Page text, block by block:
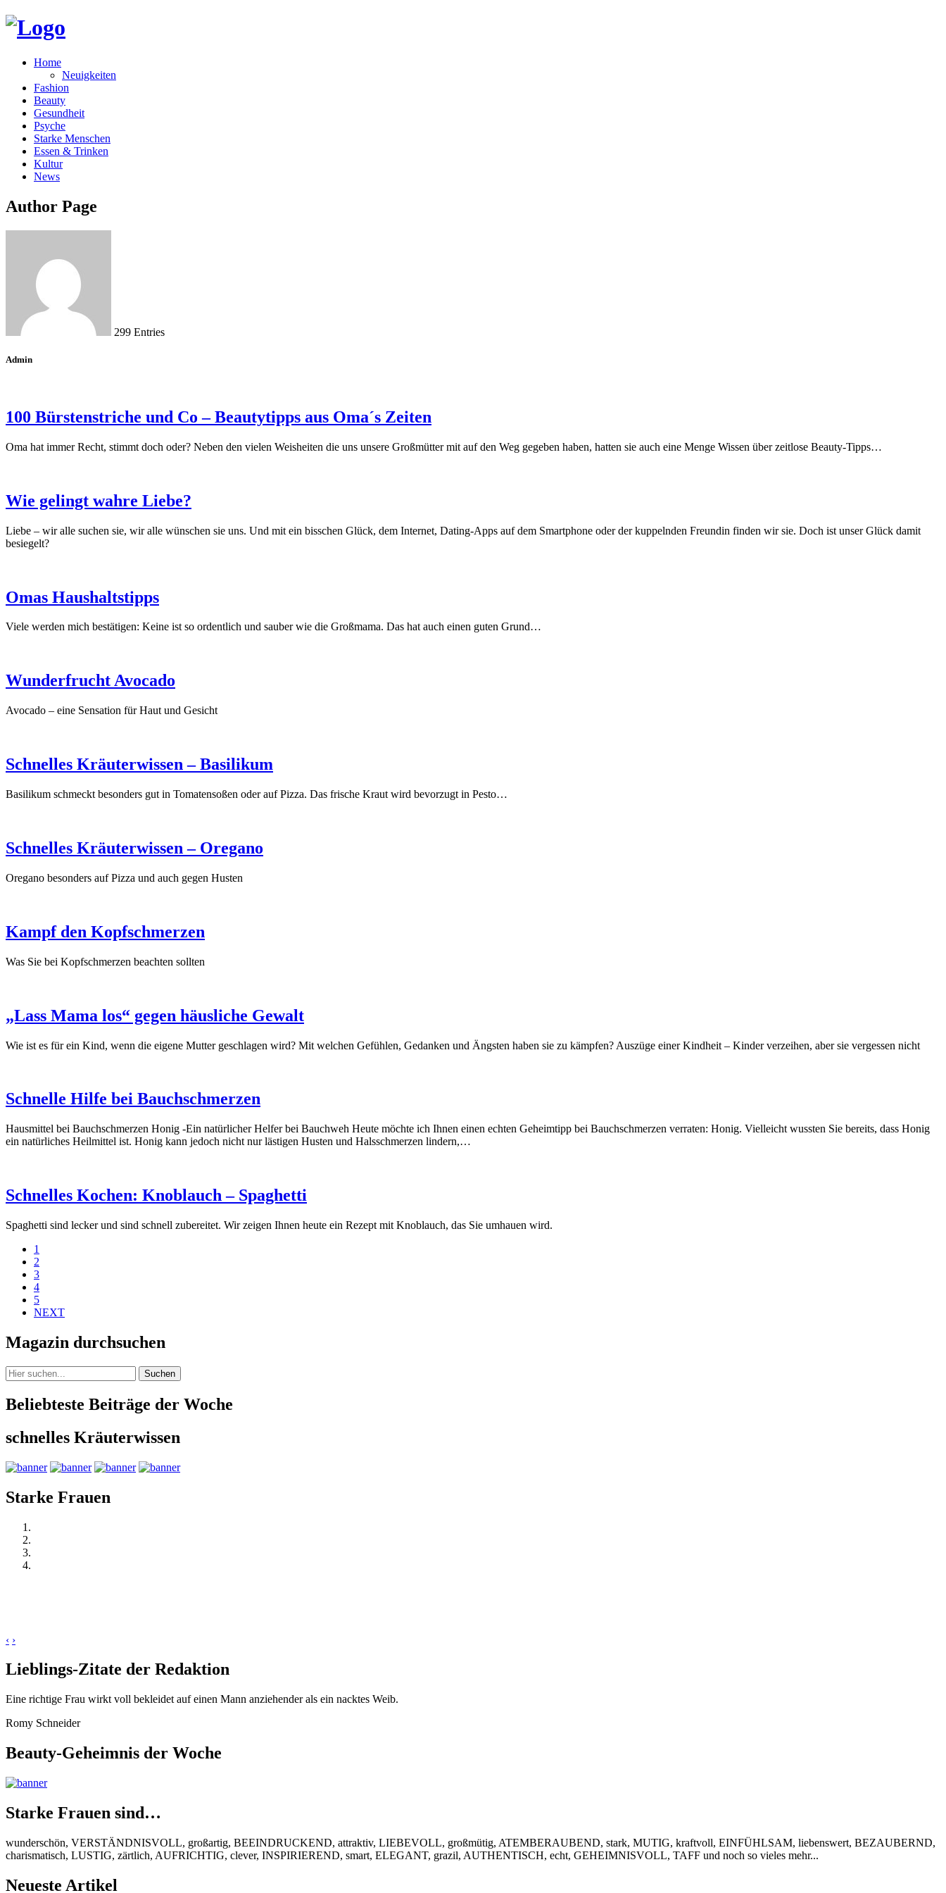
Home
Neuigkeiten
Fashion
Beauty
Gesundheit
Psyche
Starke Menschen
Essen & Trinken
Kultur
News
Author Page
299 Entries
Admin
100 Bürstenstriche und Co – Beautytipps aus Oma´s Zeiten
Oma hat immer Recht, stimmt doch oder? Neben den vielen Weisheiten die uns unsere Großmütter mit auf den Weg gegeben haben, hatten sie auch eine Menge Wissen über zeitlose Beauty-Tipps…
Wie gelingt wahre Liebe?
Liebe – wir alle suchen sie, wir alle wünschen sie uns. Und mit ein bisschen Glück, dem Internet, Dating-Apps auf dem Smartphone oder der kuppelnden Freundin finden wir sie. Doch ist unser Glück damit
besiegelt?
Omas Haushaltstipps
Viele werden mich bestätigen: Keine ist so ordentlich und sauber wie die Großmama. Das hat auch einen guten Grund…
Wunderfrucht Avocado
Avocado – eine Sensation für Haut und Gesicht
Schnelles Kräuterwissen – Basilikum
Basilikum schmeckt besonders gut in Tomatensoßen oder auf Pizza. Das frische Kraut wird bevorzugt in Pesto…
Schnelles Kräuterwissen – Oregano
Oregano besonders auf Pizza und auch gegen Husten
Kampf den Kopfschmerzen
Was Sie bei Kopfschmerzen beachten sollten
„Lass Mama los“ gegen häusliche Gewalt
Wie ist es für ein Kind, wenn die eigene Mutter geschlagen wird? Mit welchen Gefühlen, Gedanken und Ängsten haben sie zu kämpfen? Auszüge einer Kindheit – Kinder verzeihen, aber sie vergessen nicht
Schnelle Hilfe bei Bauchschmerzen
Hausmittel bei Bauchschmerzen Honig -Ein natürlicher Helfer bei Bauchweh Heute möchte ich Ihnen einen echten Geheimtipp bei Bauchschmerzen verraten: Honig. Vielleicht wussten Sie bereits, dass Honig
ein natürliches Heilmittel ist. Honig kann jedoch nicht nur lästigen Husten und Halsschmerzen lindern,…
Schnelles Kochen: Knoblauch – Spaghetti
Spaghetti sind lecker und sind schnell zubereitet. Wir zeigen Ihnen heute ein Rezept mit Knoblauch, das Sie umhauen wird.
1
2
3
4
5
NEXT
Magazin durchsuchen
Suchen
Beliebteste Beiträge der Woche
schnelles Kräuterwissen
Starke Frauen
‹ ›
Lieblings-Zitate der Redaktion
Eine richtige Frau wirkt voll bekleidet auf einen Mann anziehender als ein nacktes Weib.
Romy Schneider
Beauty-Geheimnis der Woche
Starke Frauen sind…
wunderschön, VERSTÄNDNISVOLL, großartig, BEEINDRUCKEND, attraktiv, LIEBEVOLL, großmütig, ATEMBERAUBEND, stark, MUTIG, kraftvoll, EINFÜHLSAM, liebenswert, BEZAUBERND,
charismatisch, LUSTIG, zärtlich, AUFRICHTIG, clever, INSPIRIEREND, smart, ELEGANT, grazil, AUTHENTISCH, echt, GEHEIMNISVOLL, TAFF und noch so vieles mehr...
Neueste Artikel